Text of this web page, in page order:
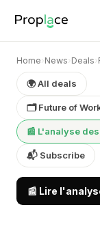
Home› News› Deals›
🌍 All deals
🗂 Future of
📰 L'analyse
📬 Subscribe
📰 Lire